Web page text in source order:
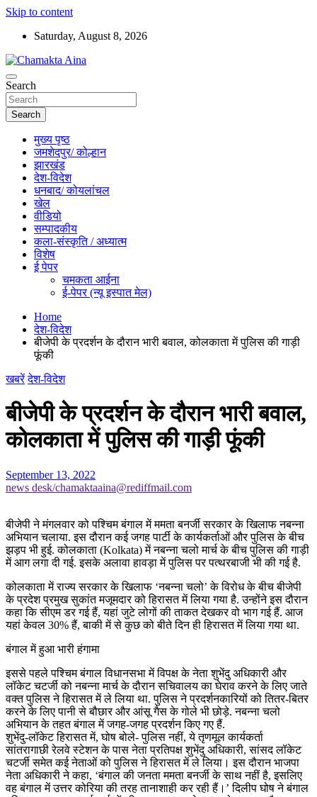
Skip to content
Saturday, August 8, 2026
Chamakta Aina
Hindi News Paper – Jharkhand
Search
Search
मुख्य पृष्ठ
जमशेदपुर/ कोल्हान
झारखंड
देश-विदेश
धनबाद/ कोयलांचल
खेल
वीडियो
सम्पादकीय
कला-संस्कृति / अध्यात्म
विशेष
ई पेपर
चमकता आईना
ई-पेपर (न्यू इस्पात मेल)
Home
देश-विदेश
बीजेपी के प्रदर्शन के दौरान भारी बवाल, कोलकाता में पुलिस की गाड़ी
फूंकी
खबरें देश-विदेश
बीजेपी के प्रदर्शन के दौरान भारी बवाल,
कोलकाता में पुलिस की गाड़ी फूंकी
September 13, 2022
news desk/chamaktaaina@rediffmail.com
बीजेपी ने मंगलवार को पश्चिम बंगाल में ममता बनर्जी सरकार के खिलाफ नबन्ना
अभियान चलाया. इस दौरान कई जगह पार्टी के कार्यकर्ताओं और पुलिस के बीच
झड़प भी हुई. कोलकाता (Kolkata) में नबन्ना चलो मार्च के बीच पुलिस की गाड़ी
में आग लगा दी गई. इसके अलावा हावड़ा में पुलिस पर पत्थरबाजी भी की गई है.
कोलकाता में राज्य सरकार के खिलाफ ‘नबन्ना चलो’ के विरोध के बीच बीजेपी
के प्रदेश प्रमुख सुकांत मजूमदार को हिरासत में लिया गया है. उन्होंने इस दौरान
कहा कि सीएम डर गई हैं, यहां जुटे लोगों की ताकत देखकर वो भाग गई हैं. आज
यहां केवल 30% हैं, बाकी में से कुछ को बीते दिन ही हिरासत में लिया गया था.
बंगाल में हुआ भारी हंगामा
इससे पहले पश्चिम बंगाल विधानसभा में विपक्ष के नेता शुभेंदु अधिकारी और
लॉकेट चटर्जी को नबन्ना मार्च के दौरान सचिवालय का घेराव करने के लिए जाते
वक्त पुलिस ने हिरासत में ले लिया था. पुलिस ने प्रदर्शनकारियों को तितर-बितर
करने के लिए पानी से बौछार और आंसू गैस के गोले भी छोड़े. नबन्ना चलो
अभियान के तहत बंगाल में जगह-जगह प्रदर्शन किए गए हैं.
शुभेंदु-लॉकेट हिरासत में, घोष बोले- पुलिस नहीं, ये तृणमूल कार्यकर्ता
सांतरागाछी रेलवे स्टेशन के पास नेता प्रतिपक्ष शुभेंदु अधिकारी, सांसद लॉकेट
चटर्जी समेत कई नेताओं को पुलिस ने हिरासत में ले लिया। इस दौरान भाजपा
नेता अधिकारी ने कहा, ‘बंगाल की जनता ममता बनर्जी के साथ नहीं है, इसलिए
वह बंगाल में उत्तर कोरिया की तरह तानाशाही कर रही हैं।’ दिलीप घोष ने बंगाल